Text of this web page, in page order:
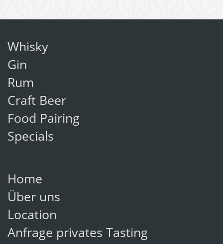
Whisky
Gin
Rum
Craft Beer
Food Pairing
Specials
Home
Über uns
Location
Anfrage privates Tasting